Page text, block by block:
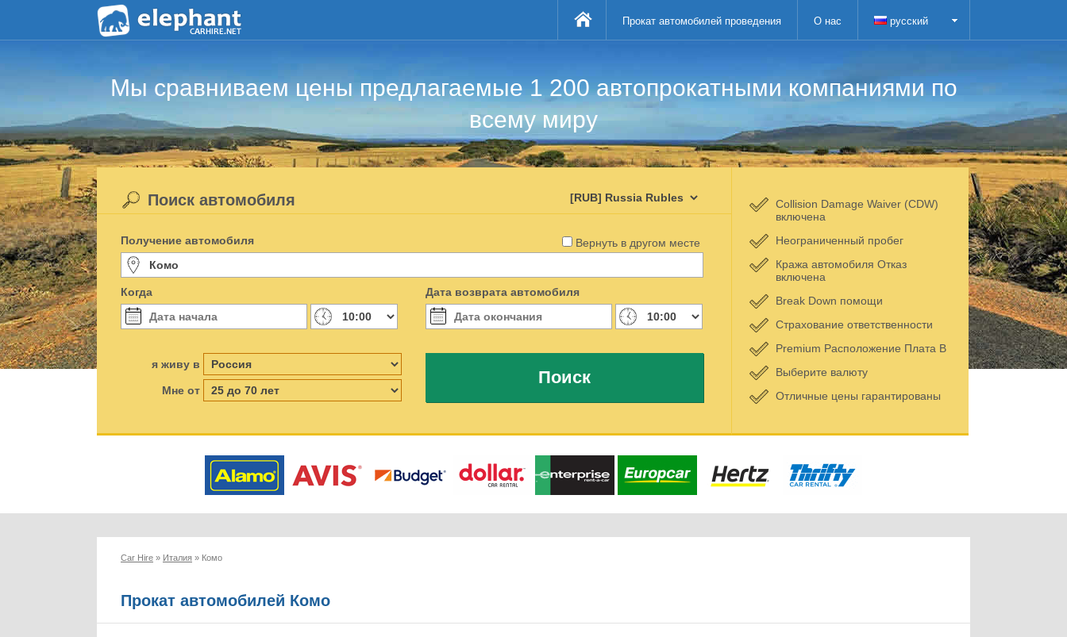
Прокат автомобилей проведения О нас русский
Мы сравниваем цены предлагаемые 1 200 автопрокатными компаниями по
всему миру
Вернуть в другом месте
Поиск автомобиля
Получение автомобиля
Когда Дата возврата автомобиля
я живу в
Мне от
Поиск
Collision Damage Waiver (CDW)
включена
Неограниченный пробег
Кража автомобиля Отказ
включена
Break Down помощи
Страхование ответственности
Premium Расположение Плата В
Выберите валюту
Отличные цены гарантированы
Car Hire » Италия » Комо
Прокат автомобилей Комо